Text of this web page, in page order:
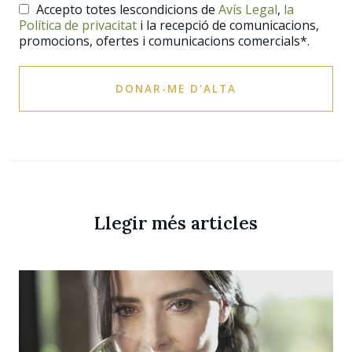
Accepto totes lescondicions de Avís Legal, la
Política de privacitat i la recepció de comunicacions,
promocions, ofertes i comunicacions comercials*.
DONAR-ME D'ALTA
Llegir més articles